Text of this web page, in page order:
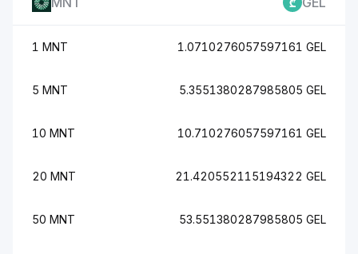
1 MNT 1.0710276057597161 GEL
5 MNT 5.3551380287985805 GEL
10 MNT 10.710276057597161 GEL
20 MNT 21.420552115194322 GEL
50 MNT 53.551380287985805 GEL